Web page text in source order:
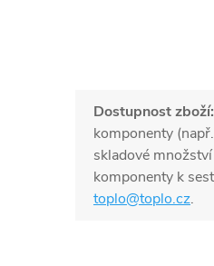
Dostupnost zboží:
komponenty
skladové
komponenty k
toplo@toplo.cz.